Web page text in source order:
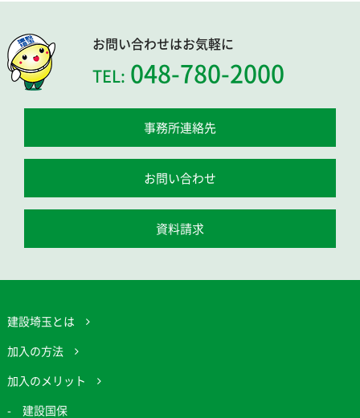
お問い合わせはお気軽に
TEL: 048-780-2000
事務所連絡先
お問い合わせ
資料請求
建設埼玉とは
加入の方法
加入のメリット
建設国保